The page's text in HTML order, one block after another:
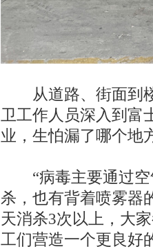
从道路、街面到楼
卫工作人员深入到富
业，生怕漏了哪个地
“病毒主要通过空
杀，也有背着喷雾器
天消杀3次以上，大
工们营造一个更良好